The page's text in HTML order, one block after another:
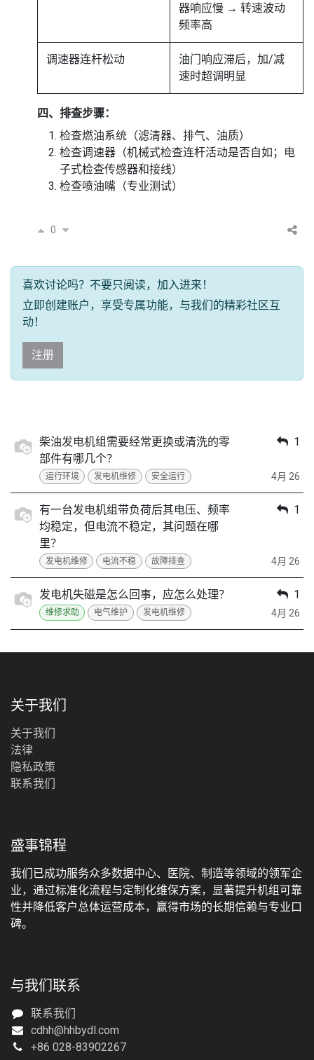
器响应慢 → 转速波动
频率高
调速器连杆松动
油门响应滞后，加/减
速时超调明显
四、排查步骤：
检查燃油系统（滤清器、排气、油质）
检查调速器（机械式检查连杆活动是否自如；电
子式检查传感器和接线）
检查喷油嘴（专业测试）
0
喜欢讨论吗？不要只阅读，加入进来！
立即创建账户，享受专属功能，与我们的精彩社区互
动！
注册
柴油发电机组需要经常更换或清洗的零
部件有哪几个？
运行环境 发电机维修 安全运行
1
4月 26
有一台发电机组带负荷后其电压、频率
均稳定，但电流不稳定，其问题在哪
里？
发电机维修 电流不稳 故障排查
1
4月 26
发电机失磁是怎么回事，应怎么处理？
维修求助 电气维护 发电机维修
1
4月 26
关于我们
关于我们
法律
‎隐私政策‎
联系我们
盛事锦程
我们已成功服务众多数据中心、医院、制造等领域的领军企
业，通过标准化流程与定制化维保方案，显著提升机组可靠
性并降低客户总体运营成本，赢得市场的长期信赖与专业口
碑。
与我们联系
联系我们
cdhh@hhbydl.com
+86 028-83902267